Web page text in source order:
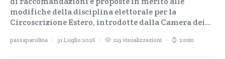
modifiche della disciplina elettorale per la
Circoscrizione Estero, introdotte dalla Camera dei…
passaparolina 31 Luglio 2026 129 visualizzazioni 2 min